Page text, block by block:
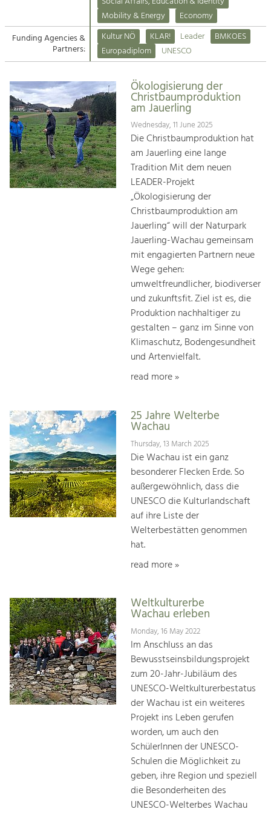
Suche
Impressum
Kontakt
Tourism
Offer Development and Positioning
Art & Culture
Crafts, Science and Research.
Social Affairs, Education
& Identity
Equality, Youth and Integration.
Climate Change, Public Transport and
Increase in Regional Value Added.
Mobility & Energy
Economy
Funding Agencies &
Partners:
Kultur NÖ KLAR! Leader
BMKOES
Europadiplom
UNESCO
Ökologisierung der
Christbaumproduktion
am Jauerling
Wednesday, 11 June 2025
Die Christbaumproduktion hat
am Jauerling eine lange
Tradition Mit dem neuen
LEADER-Projekt
„Ökologisierung der
Christbaumproduktion am
Jauerling“ will der Naturpark
Jauerling-Wachau gemeinsam
mit engagierten Partnern neue
Wege gehen:
umweltfreundlicher, biodiverser
und zukunftsfit. Ziel ist es, die
Produktion nachhaltiger zu
gestalten – ganz im Sinne von
Klimaschutz, Bodengesundheit
und Artenvielfalt.
read more »
25 Jahre Welterbe
Wachau
Thursday, 13 March 2025
Die Wachau ist ein ganz
besonderer Flecken Erde. So
außergewöhnlich, dass die
UNESCO die Kulturlandschaft
auf ihre Liste der
Welterbestätten genommen
hat.
read more »
Weltkulturerbe
Wachau erleben
Monday, 16 May 2022
Im Anschluss an das
Bewusstseinsbildungsprojekt
zum 20-Jahr-Jubiläum des
UNESCO-Weltkulturerbestatus
der Wachau ist ein weiteres
Projekt ins Leben gerufen
worden, um auch den
SchülerInnen der UNESCO-
Schulen die Möglichkeit zu
geben, ihre Region und speziell
die Besonderheiten des
UNESCO-Welterbes Wachau